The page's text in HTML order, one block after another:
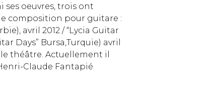
ses oeuvres, trois ont
composition pour guitare :
avril 2012 / “Lycia Guitar
Days” Bursa,Turquie) avril
théâtre. Actuellement il
Claude Fantapié